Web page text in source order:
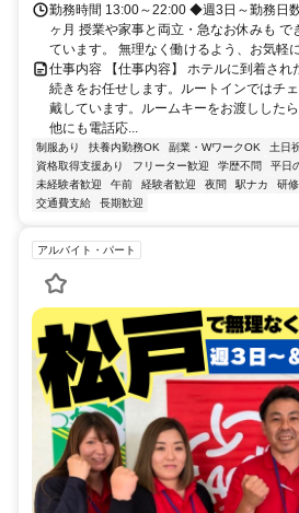
勤務時間 13:00～22:00 ◆週3日～勤務日
ヶ月 授業や家事と両立・急なお休みも で
ています。 無理なく働けるよう、お気軽
仕事内容 【仕事内容】 ホテルに到着され
続きをお任せします。ルートインではチ
戴しています。ルームキーをお渡しした
他にも電話応...
制服あり 扶養内勤務OK 副業・WワークOK 土日
資格取得支援あり
フリーター歓迎 学歴不問 平日
未経験者歓迎
午前 経験者歓迎 夜間 駅ナカ 研
交通費支給
長期歓迎
アルバイト・パート